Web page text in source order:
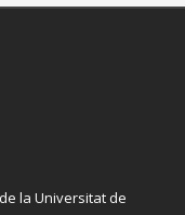
la Universitat de